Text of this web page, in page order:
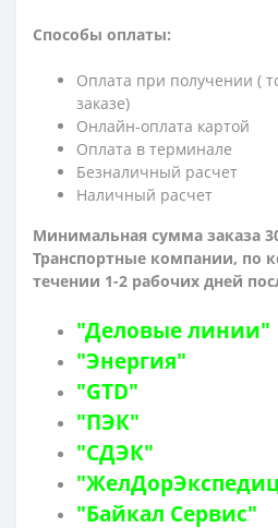
Способы оплаты:
Оплата при получении (
заказе)
Онлайн-оплата картой
Оплата в терминале
Безналичный расчет
Наличный расчет
Минимальная сумма заказа
Транспортные компании, по
течении 1-2 рабочих дней
"Деловые линии"
"Энергия"
"GTD"
"ПЭК"
"СДЭК"
"Байкал Сервис"